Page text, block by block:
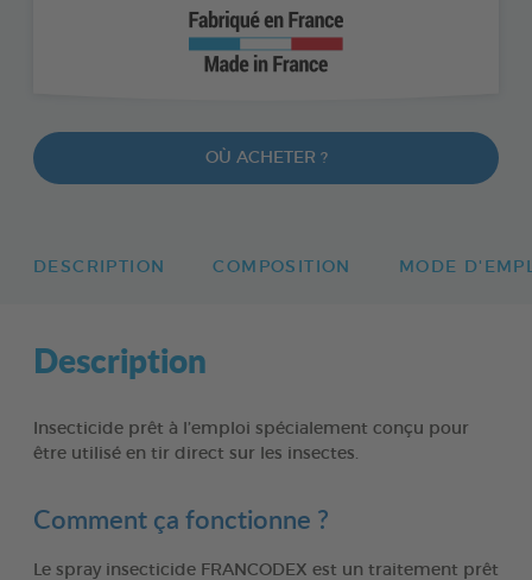
OÙ ACHETER ?
DESCRIPTION COMPOSITION MODE
Description
Insecticide prêt à l’emploi spécialement conçu pour
être utilisé en tir direct sur les insectes.
Comment ça fonctionne ?
Le spray insecticide FRANCODEX est un traitement prêt